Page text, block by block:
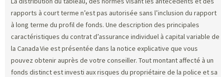
rapports à court terme n’est pas autorisée sans l’inclusion du rapport
à long terme du profil de fonds. Une description des principales
caractéristiques du contrat d’assurance individuel à capital variable de
la Canada Vie est présentée dans la notice explicative que vous
pouvez obtenir auprès de votre conseiller. Tout montant affecté à un
fonds distinct est investi aux risques du propriétaire de la police et sa